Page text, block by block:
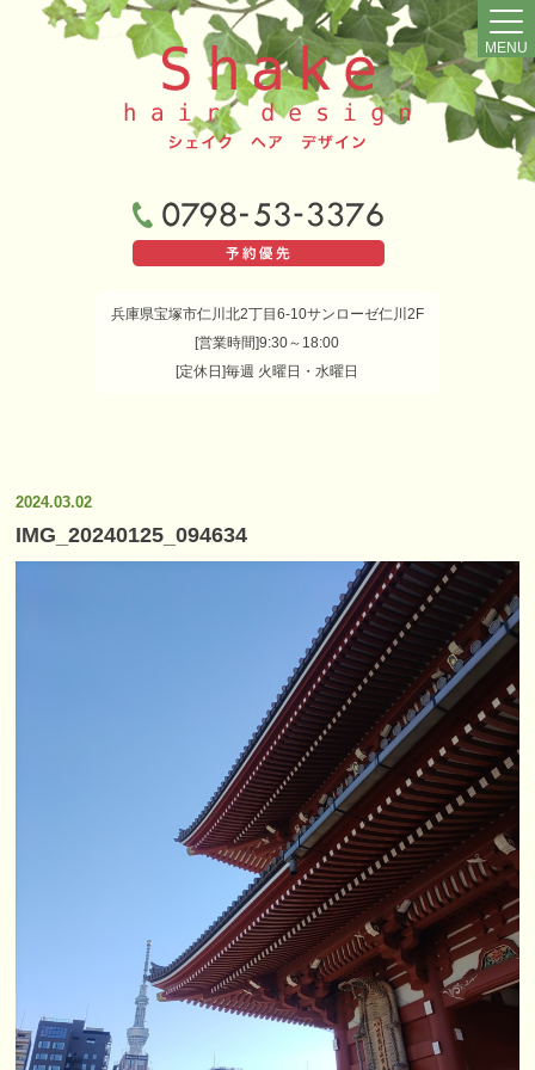
兵庫県宝塚市仁川北2丁目6-10サンローゼ仁川2F
[営業時間]9:30～18:00
[定休日]毎週 火曜日・水曜日
MENU
2024.03.02
IMG_20240125_094634